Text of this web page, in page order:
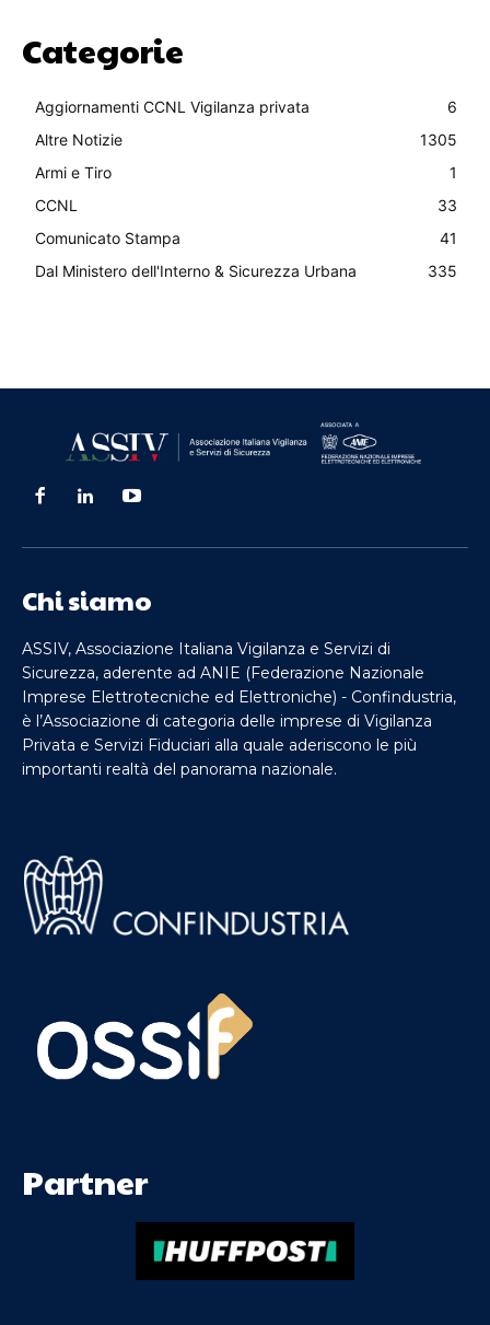
Categorie
Aggiornamenti CCNL Vigilanza privata
6
Altre Notizie
1305
Armi e Tiro
1
CCNL
33
Comunicato Stampa
41
Dal Ministero dell'Interno & Sicurezza Urbana
335
Chi siamo
ASSIV, Associazione Italiana Vigilanza e Servizi di
Sicurezza, aderente ad ANIE (Federazione Nazionale
Imprese Elettrotecniche ed Elettroniche) - Confindustria,
è l’Associazione di categoria delle imprese di Vigilanza
Privata e Servizi Fiduciari alla quale aderiscono le più
importanti realtà del panorama nazionale.
Partner